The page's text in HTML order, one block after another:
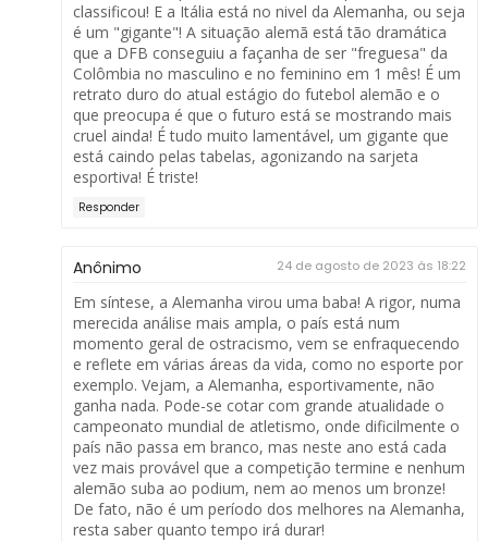
classificou! E a Itália está no nivel da Alemanha, ou seja
é um "gigante"! A situação alemã está tão dramática
que a DFB conseguiu a façanha de ser "freguesa" da
Colômbia no masculino e no feminino em 1 mês! É um
retrato duro do atual estágio do futebol alemão e o
que preocupa é que o futuro está se mostrando mais
cruel ainda! É tudo muito lamentável, um gigante que
está caindo pelas tabelas, agonizando na sarjeta
esportiva! É triste!
Responder
Anônimo 24 de agosto de 2023 às 18:22
Em síntese, a Alemanha virou uma baba! A rigor, numa
merecida análise mais ampla, o país está num
momento geral de ostracismo, vem se enfraquecendo
e reflete em várias áreas da vida, como no esporte por
exemplo. Vejam, a Alemanha, esportivamente, não
ganha nada. Pode-se cotar com grande atualidade o
campeonato mundial de atletismo, onde dificilmente o
país não passa em branco, mas neste ano está cada
vez mais provável que a competição termine e nenhum
alemão suba ao podium, nem ao menos um bronze!
De fato, não é um período dos melhores na Alemanha,
resta saber quanto tempo irá durar!